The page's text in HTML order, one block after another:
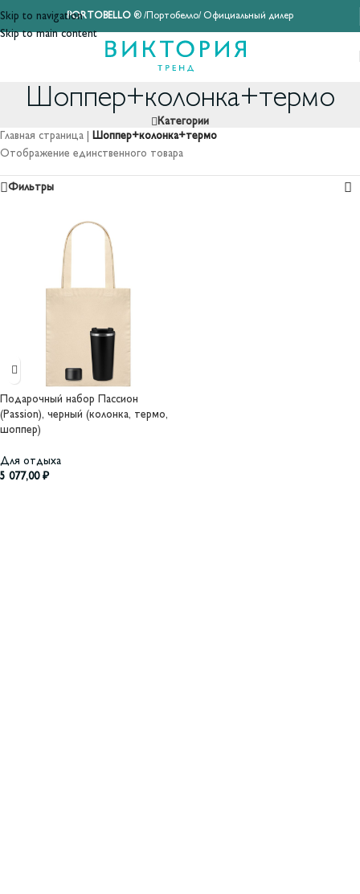
Skip to navigation
Skip to main content
PORTOBELLO® /Портобелло/ Официальный дилер
Шоппер+колонка+термо
Категории
Главная страница
Шоппер+колонка+термо
Отображение единственного товара
Фильтры
Подарочный набор Пассион
(Passion), черный (колонка, термо,
шоппер)
Для отдыха
5 077,00 ₽